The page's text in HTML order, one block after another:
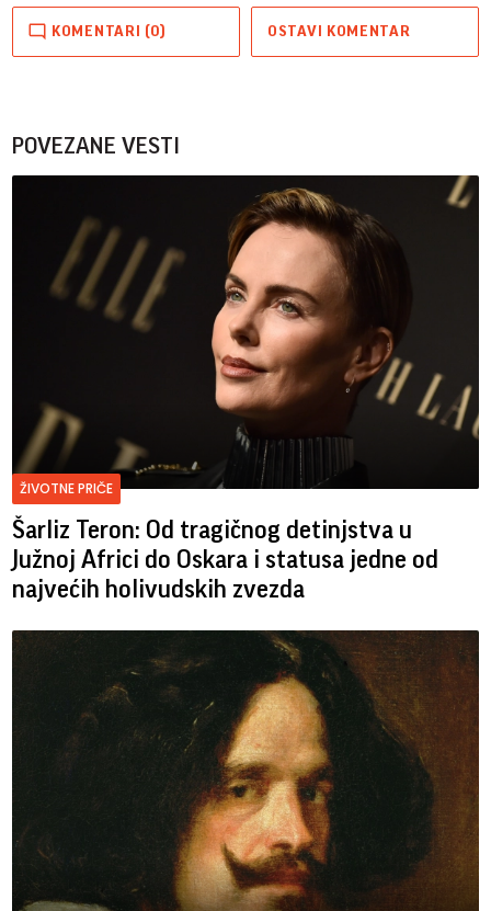
KOMENTARI (0) OSTAVI KOMENTAR
POVEZANE VESTI
ŽIVOTNE PRIČE
Šarliz Teron: Od tragičnog detinjstva u
Južnoj Africi do Oskara i statusa jedne od
najvećih holivudskih zvezda